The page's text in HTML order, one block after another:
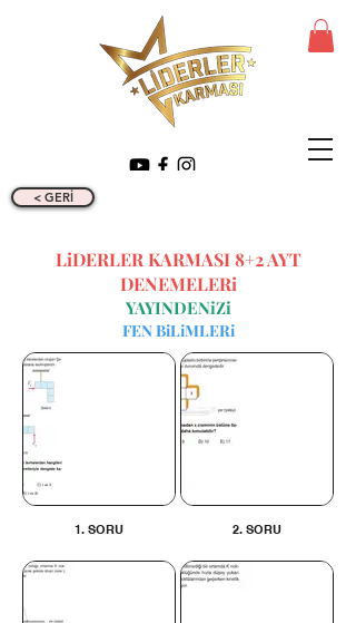
< GERİ
LiDERLER KARMASI 8+2 AYT
DENEMELERi
YAYINDENiZi
FEN BiLiMLERi
1. SORU 2. SORU